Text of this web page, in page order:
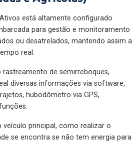
está altamente configurado
para gestão e monitoramento
ou desatrelados, mantendo assim a
real.
de semirreboques,
diversas informações via software,
hubodômetro via GPS,
veículo principal, como realizar o
se encontra se não tem energia para